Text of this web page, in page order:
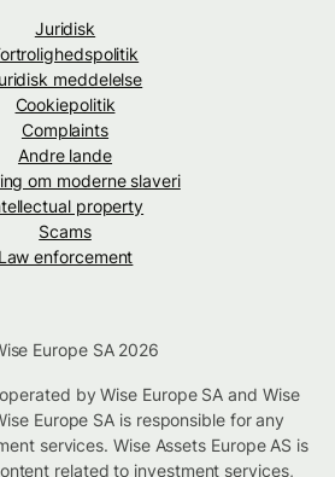
Juridisk
meddelelse
Cookiepolitik
Complaints
Andre lande
om moderne slaveri
property
Scams
Law enforcement
Europe SA 2026
by Wise Europe SA and Wise
Europe SA is responsible for any
services. Wise Assets Europe AS is
related to investment services,